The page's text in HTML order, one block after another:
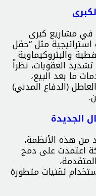
مشاريع كبرى
مثل “حقل
والبتروكيماوية
العقوبات، نظراً
ما بعد البيع،
(الدفاع المدني)
الجديدة
من هذه الأنظمة،
اعتمدت على دمج
تقنيات متطورة